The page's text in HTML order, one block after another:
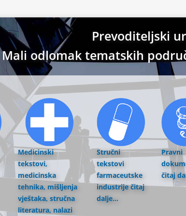
Prevoditeljski
Mali odlomak tematskih
Medicinski
tekstovi,
medicinska
tehnika, mišljenja
vještaka, stručna
literatura, nalazi
Stručni
tekstovi
farmaceutske
industriječitaj
dalje...
Pravni
čitaj